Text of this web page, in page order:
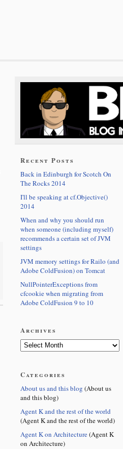
Recent Posts
Back in Edinburgh for Scotch On
The Rocks 2014
I'll be speaking at cf.Objective()
2014
When and why you should run
when someone (including myself)
recommends a certain set of JVM
settings
JVM memory settings for Railo (and
Adobe ColdFusion) on Tomcat
NullPointerExceptions from
cfcookie when migrating from
Adobe ColdFusion 9 to 10
Archives
Categories
About us and this blog (About us
and this blog)
Agent K and the rest of the world
(Agent K and the rest of the world)
Agent K on Architecture(Agent K
on Architecture)